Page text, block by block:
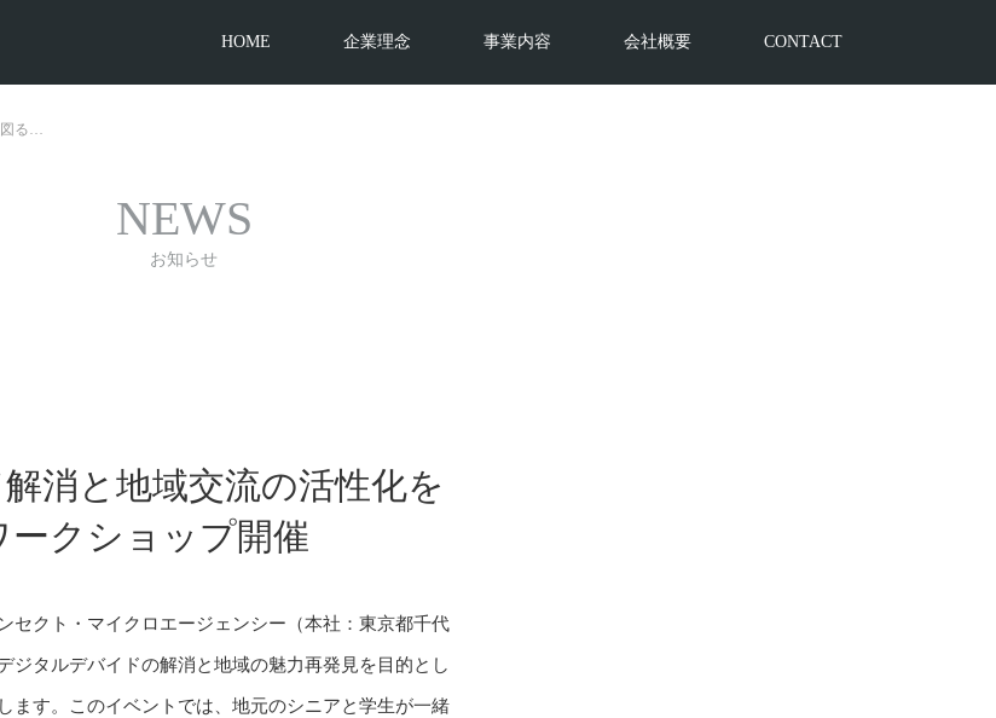
HOME 企業理念 事業内容 会社概要 CONTACT
図る…
NEWS
お知らせ
消と地域交流の活性化を
ークショップ開催
セクト・マイクロエージェンシー（本社：東京都千代
ジタルデバイドの解消と地域の魅力再発見を目的とし
ます。このイベントでは、地元のシニアと学生が一緒